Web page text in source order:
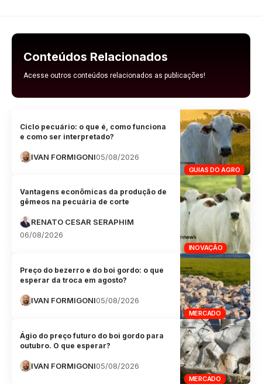
Conteúdos Relacionados
Acesse outros conteúdos relacionados as publicações!
GUIAS DO AGRO
Ciclo pecuário: o que é, como funciona
e como ser interpretado?
IVAN FORMIGONI05/08/2026
INOVAÇÃO
Vantagens econômicas da produção de
gêmeos na pecuária de corte
RENATO CESAR SERAPHIM
06/08/2026
MERCADO
Preço do bezerro e do boi gordo: o que
esperar da troca em agosto?
IVAN FORMIGONI05/08/2026
MERCADO
Ágio do preço futuro do boi gordo para
outubro. O que esperar?
IVAN FORMIGONI05/08/2026